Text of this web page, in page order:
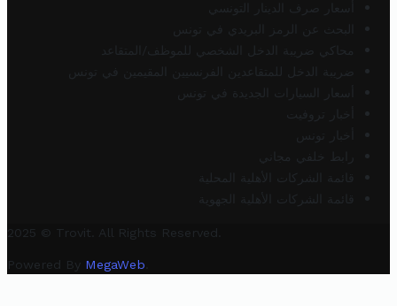
أسعار صرف الدينار التونسي
البحث عن الرمز البريدي في تونس
محاكي ضريبة الدخل الشخصي للموظف/المتقاعد
ضريبة الدخل للمتقاعدين الفرنسيين المقيمين في تونس
أسعار السيارات الجديدة في تونس
أخبار تروفيت
أخبار تونس
رابط خلفي مجاني
قائمة الشركات الأهلية المحلية
قائمة الشركات الأهلية الجهوية
2025 © Trovit. All Rights Reserved.
Powered By MegaWeb